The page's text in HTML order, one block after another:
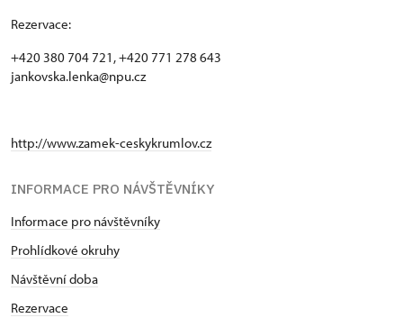
Rezervace:
+420 380 704 721, +420 771 278 643
jankovska.lenka@npu.cz
http://www.zamek-ceskykrumlov.cz
INFORMACE PRO NÁVŠTĚVNÍKY
Informace pro návštěvníky
Prohlídkové okruhy
Návštěvní doba
Rezervace